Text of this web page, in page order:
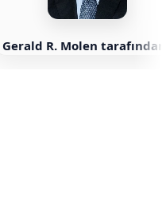
Gerald R. Molen tarafından